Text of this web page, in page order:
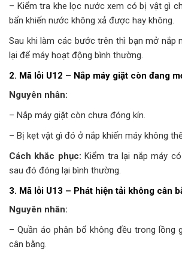
– Kiểm tra khe lọc nước xem có bị vật gì
bẩn khiến nước không xả được hay không.
Sau khi làm các bước trên thì bạn mở nắp
lại để máy hoạt động bình thường.
2. Mã lỗi U12 – Nắp máy giặt còn đang
Nguyên nhân:
– Nắp máy giặt còn chưa đóng kín.
– Bị kẹt vật gì đó ở nắp khiến máy không
Cách khắc phục: Kiểm tra lại nắp máy
sau đó đóng lại bình thường.
3. Mã lỗi U13 – Phát hiện tải không cân
Nguyên nhân:
– Quần áo phân bổ không đều trong lồng
cân bằng.